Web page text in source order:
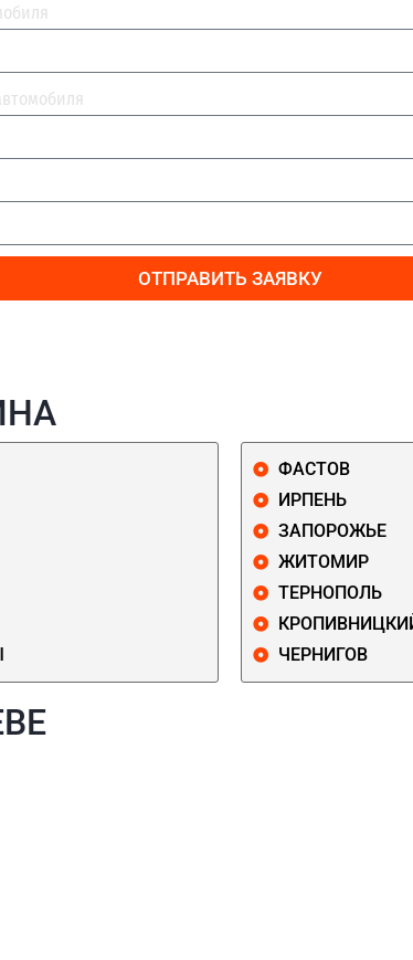
ОТПРАВИТЬ ЗАЯВКУ
ФАСТОВ
ИРПЕНЬ
ЗАПОРОЖЬЕ
ЖИТОМИР
ТЕРНОПОЛЬ
ЧЕРНИГОВ